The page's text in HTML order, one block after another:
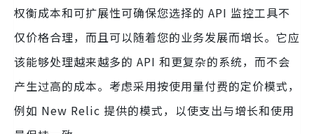
权衡成本和可扩展性可确保您选择的 API 监控工具不
仅价格合理，而且可以随着您的业务发展而增长。它应
该能够处理越来越多的 API 和更复杂的系统，而不会
产生过高的成本。考虑采用按使用量付费的定价模式，
例如 New Relic 提供的模式，以使支出与增长和使用